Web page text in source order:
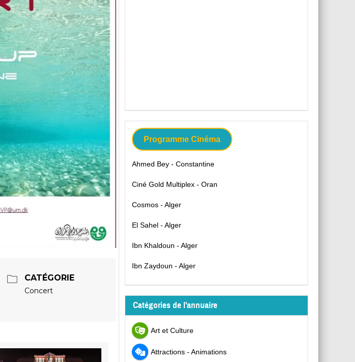
CATÉGORIE
Concert
Programme Cinéma
Ahmed Bey - Constantine
Ciné Gold Multiplex - Oran
Cosmos - Alger
El Sahel - Alger
Ibn Khaldoun - Alger
Ibn Zaydoun - Alger
Catégories de l'annuaire
Art et Culture
Attractions - Animations